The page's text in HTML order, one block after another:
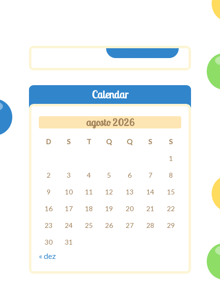
ASSINE AQUI
Calendar
agosto 2026
D S T Q Q S
S
1
2
3 4 5 6 7
8
9
10 11 12 13 14
15
16
17 18 19 20 21
22
23
24 25 26 27 28
29
30
31
« dez